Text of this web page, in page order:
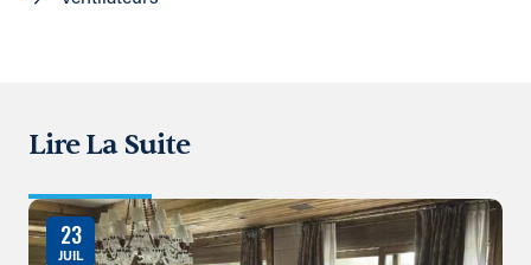
Lire La Suite
23
JUIL